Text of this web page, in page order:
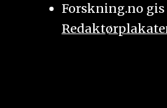
Forskning.no